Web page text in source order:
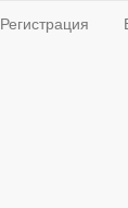
Регистрация